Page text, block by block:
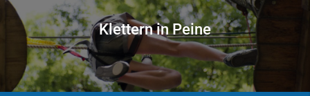
Klettern in Peine